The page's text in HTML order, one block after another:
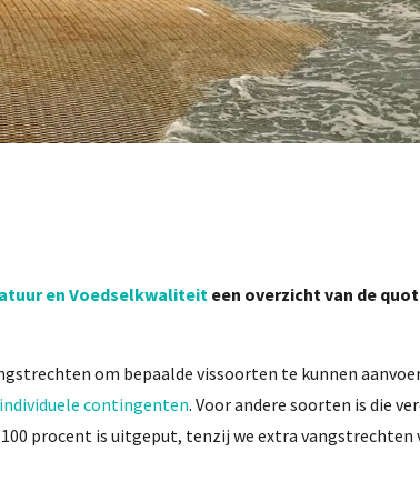
en Voedselkwaliteit een overzicht van de
om bepaalde vissoorten te kunnen
individuele contingenten. Voor andere soorten is die
procent is uitgeput, tenzij we extra vangstrechten